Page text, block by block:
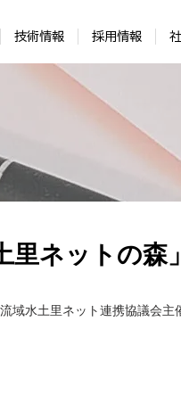
技術情報 採用情報
里ネットの
域水土里ネット連携協議会